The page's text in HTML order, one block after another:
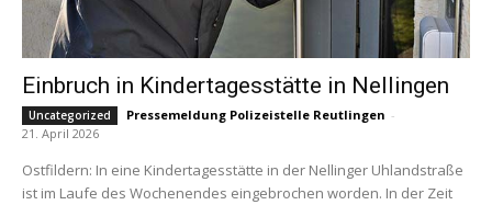
Einbruch in Kindertagesstätte in Nellingen
Uncategorized Pressemeldung Polizeistelle Reutlingen -
21. April 2026
Ostfildern: In eine Kindertagesstätte in der Nellinger Uhlandstraße
ist im Laufe des Wochenendes eingebrochen worden. In der Zeit